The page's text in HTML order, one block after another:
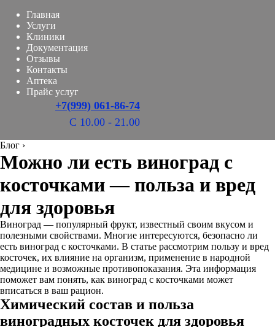
Главная
Услуги
Клиники
Документация
Отзывы
Контакты
Аптека
Прайс услуг
+7(999) 061-86-74
С 10.00 - 21.00
Блог ›
Можно ли есть виноград с
косточками — польза и вред
для здоровья
Виноград — популярный фрукт, известный своим вкусом и
полезными свойствами. Многие интересуются, безопасно ли
есть виноград с косточками. В статье рассмотрим пользу и вред
косточек, их влияние на организм, применение в народной
медицине и возможные противопоказания. Эта информация
поможет вам понять, как виноград с косточками может
вписаться в ваш рацион.
Химический состав и польза
виноградных косточек для здоровья